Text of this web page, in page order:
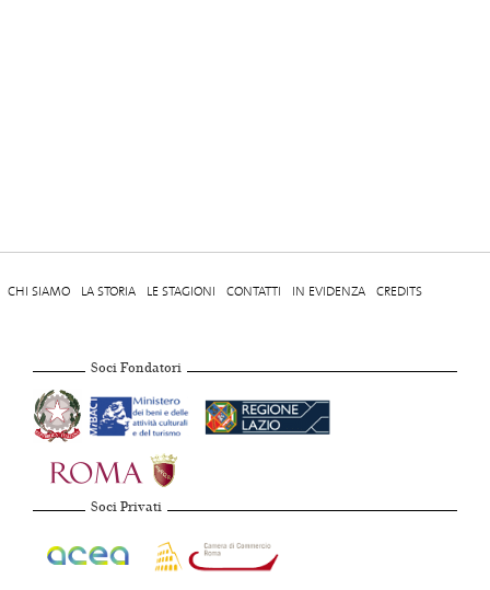
CHI SIAMO LA STORIA LE STAGIONI CONTATTI IN EVIDENZA CREDITS
Soci Fondatori
Soci Privati